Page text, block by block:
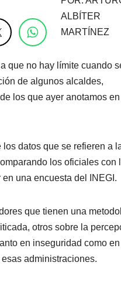
ALBÍTER
MARTÍNEZ
a que no hay límite cuando
de algunos alcaldes,
los que ayer anotamos
los datos que se refieren a
los oficiales con
una encuesta del INEGI.
que tienen una
otros sobre la
en inseguridad como
administraciones.